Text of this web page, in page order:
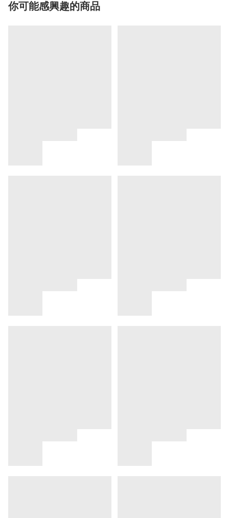
你可能感興趣的商品